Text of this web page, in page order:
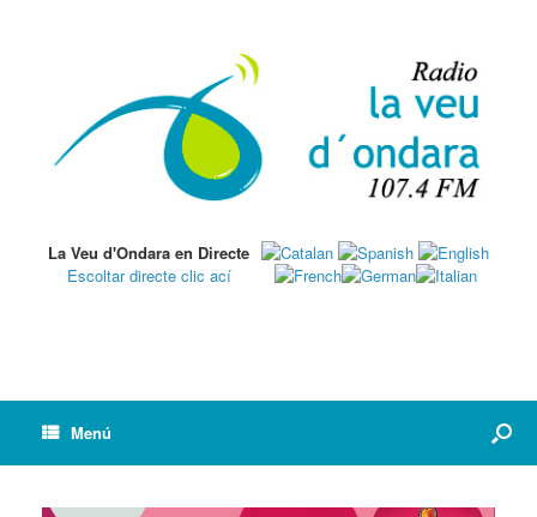
La Veu d'Ondara en Directe
Escoltar directe clic ací
Menú